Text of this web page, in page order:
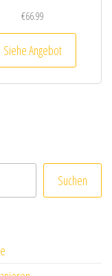
€66.99
Siehe Angebot
Suchen